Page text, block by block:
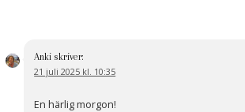
Anki skriver:
21 juli 2025 kl. 10:35
En härlig morgon!